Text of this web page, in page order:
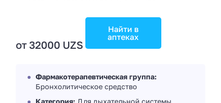
от 32000 UZS
Найти в
аптеках
Фармакотерапевтическая группа:
Бронхолитическое средство